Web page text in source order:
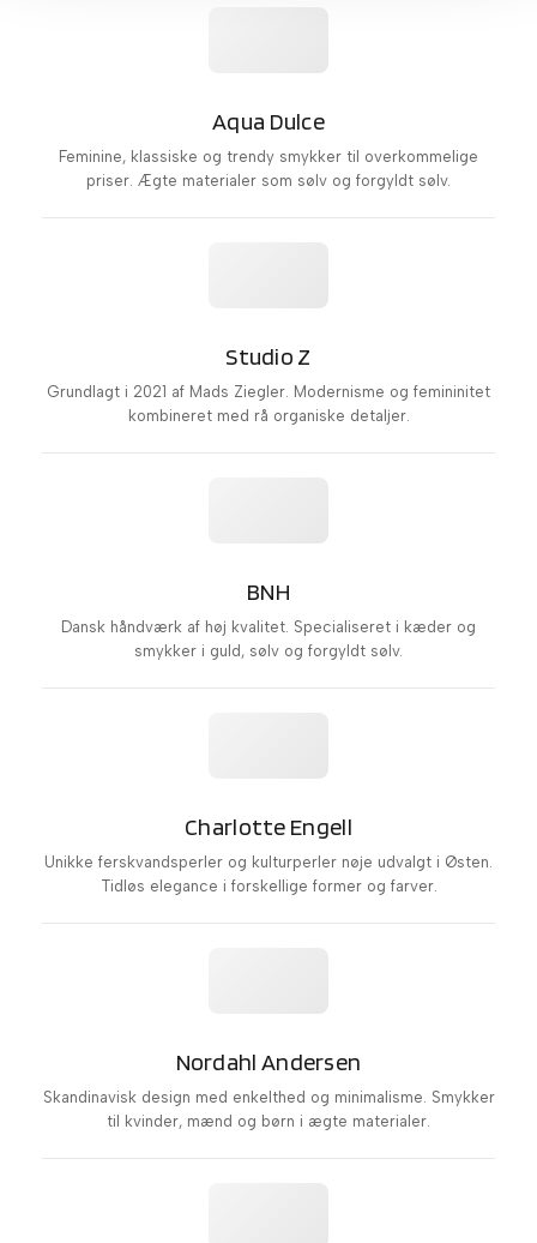
Aqua Dulce
Feminine, klassiske og trendy smykker til overkommelige
priser. Ægte materialer som sølv og forgyldt sølv.
Studio Z
Grundlagt i 2021 af Mads Ziegler. Modernisme og femininitet
kombineret med rå organiske detaljer.
BNH
Dansk håndværk af høj kvalitet. Specialiseret i kæder og
smykker i guld, sølv og forgyldt sølv.
Charlotte Engell
Unikke ferskvandsperler og kulturperler nøje udvalgt i Østen.
Tidløs elegance i forskellige former og farver.
Nordahl Andersen
Skandinavisk design med enkelthed og minimalisme. Smykker
til kvinder, mænd og børn i ægte materialer.